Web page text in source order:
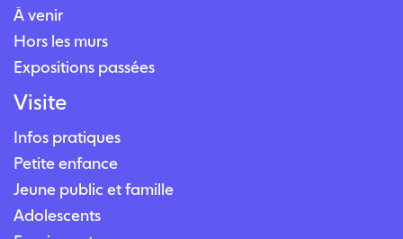
À venir
Hors les murs
Expositions passées
Visite
Infos pratiques
Petite enfance
Jeune public et famille
Adolescents